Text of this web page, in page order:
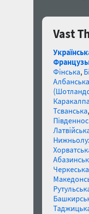
Vast
Фінська,
Албанська
Тсванська
Черкеська